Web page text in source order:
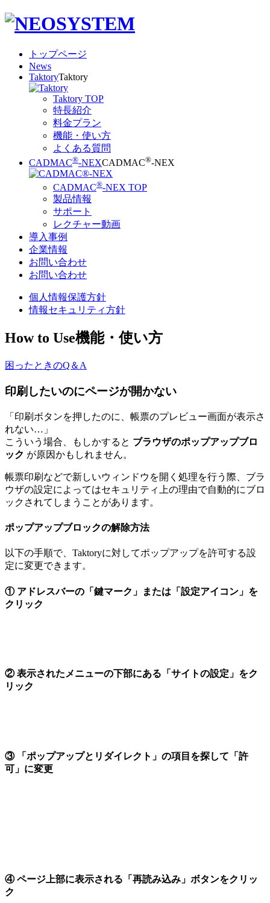
トップページ
News
TaktoryTaktory
Taktory TOP
特長紹介
料金プラン
機能・使い方
よくある質問
CADMAC®-NEXCADMAC®-NEX
CADMAC®-NEX TOP
製品情報
サポート
レクチャー動画
導入事例
企業情報
お問い合わせ
お問い合わせ
個人情報保護方針
情報セキュリティ方針
How to Use機能・使い方
困ったときのQ＆A
印刷したいのにページが開かない
「印刷ボタンを押したのに、帳票のプレビュー画面が表示さ
れない…」
こういう場合、もしかすると ブラウザのポップアップブロ
ック が原因かもしれません。
帳票印刷などで新しいウィンドウを開く処理を行う際、ブラ
ウザの設定によってはセキュリティ上の理由で自動的にブロ
ックされてしまうことがあります。
ポップアップブロックの解除方法
以下の手順で、Taktoryに対してポップアップを許可する設
定に変更できます。
① アドレスバーの「鍵マーク」または「設定アイコン」を
クリック
② 表示されたメニューの下部にある「サイトの設定」をク
リック
③ 「ポップアップとリダイレクト」の項目を探して「許
可」に変更
④ ページ上部に表示される「再読み込み」ボタンをクリッ
ク